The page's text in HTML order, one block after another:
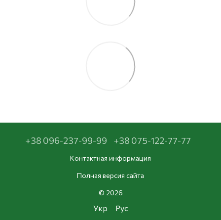
+38 096-237-99-99 +38 075-122-77-77
Контактная информация
Полная версия сайта
© 2026
Укр Рус